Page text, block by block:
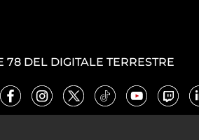
78 DEL DIGITALE TERRESTRE